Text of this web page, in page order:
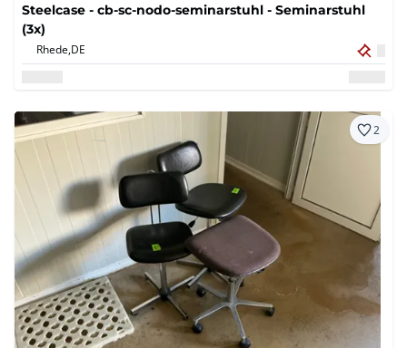
Steelcase - cb-sc-nodo-seminarstuhl - Seminarstuhl
(3x)
Rhede,DE
2